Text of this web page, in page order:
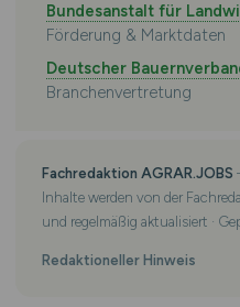
Bundesanstalt für
Förderung & Marktdaten
Deutscher
Branchenvertretung
Fachredaktion AGRAR.JOBS
Inhalte werden von der
und regelmäßig aktualisiert ·
Redaktioneller Hinweis